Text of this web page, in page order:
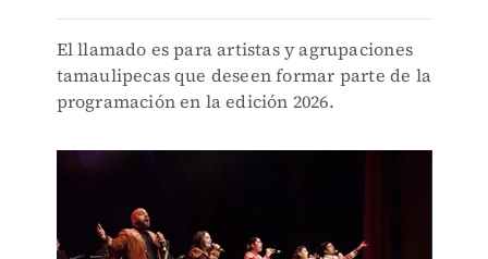
El llamado es para artistas y agrupaciones
tamaulipecas que deseen formar parte de la
programación en la edición 2026.